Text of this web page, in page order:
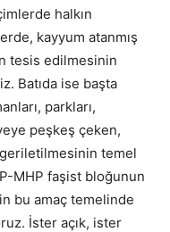
halkın
kayyum atanmış
tesis edilmesinin
Batıda ise başta
parkları,
peşkeş çeken,
temel
MHP faşist bloğunun
bu amaç temelinde
İster açık, ister